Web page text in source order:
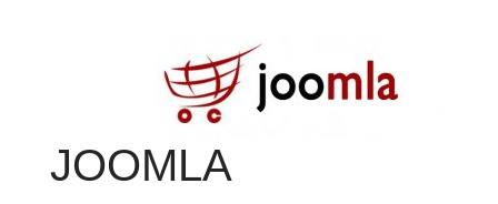
JOOMLA